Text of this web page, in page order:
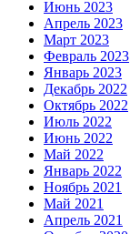
Июнь 2023
Апрель 2023
Март 2023
Февраль 2023
Январь 2023
Декабрь 2022
Октябрь 2022
Июль 2022
Июнь 2022
Май 2022
Январь 2022
Ноябрь 2021
Май 2021
Апрель 2021